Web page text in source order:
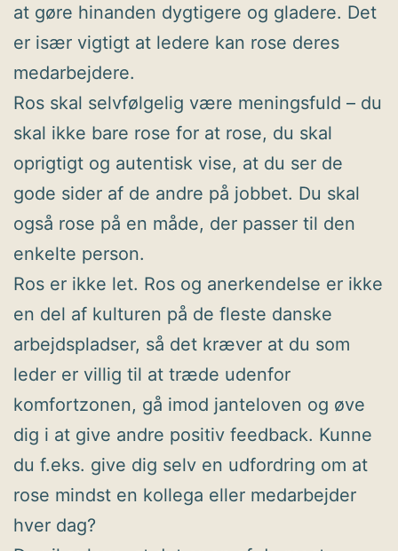
at gøre hinanden dygtigere og gladere. Det
er især vigtigt at ledere kan rose deres
medarbejdere.
Ros skal selvfølgelig være meningsfuld – du
skal ikke bare rose for at rose, du skal
oprigtigt og autentisk vise, at du ser de
gode sider af de andre på jobbet. Du skal
også rose på en måde, der passer til den
enkelte person.
Ros er ikke let. Ros og anerkendelse er ikke
en del af kulturen på de fleste danske
arbejdspladser, så det kræver at du som
leder er villig til at træde udenfor
komfortzonen, gå imod janteloven og øve
dig i at give andre positiv feedback. Kunne
du f.eks. give dig selv en udfordring om at
rose mindst en kollega eller medarbejder
hver dag?